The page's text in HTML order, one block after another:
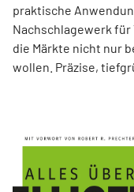
praktische
Nachschlagewerk
die Märkte nicht nur
wollen. Präzise,